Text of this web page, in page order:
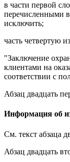
в части первой
перечисленными в
исключить;
часть четвертую
"Заключение
клиентами на
соответствии с
Абзац двадцать
Информация об
См. текст абзаца
Абзац двадцать